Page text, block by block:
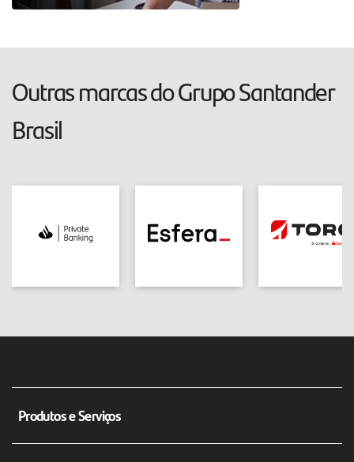
Outras marcas do Grupo Santander
Brasil
Produtos e Serviços